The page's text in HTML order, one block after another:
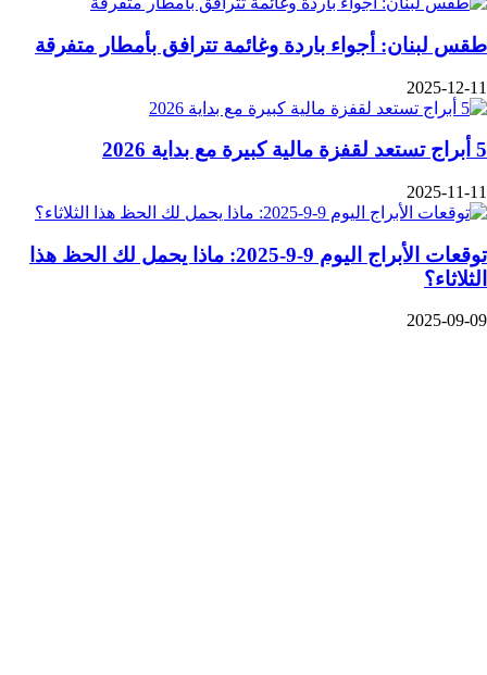
طقس لبنان: أجواء باردة وغائمة تترافق بأمطار متفرقة
2025-12-11
5 أبراج تستعد لقفزة مالية كبيرة مع بداية 2026
2025-11-11
توقعات الأبراج اليوم 9-9-2025: ماذا يحمل لك الحظ هذا
الثلاثاء؟
2025-09-09